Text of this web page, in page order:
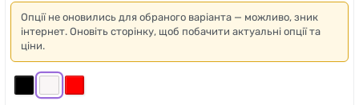
Опції не оновились для обраного варіанта — можливо, зник
інтернет. Оновіть сторінку, щоб побачити актуальні опції та
ціни.